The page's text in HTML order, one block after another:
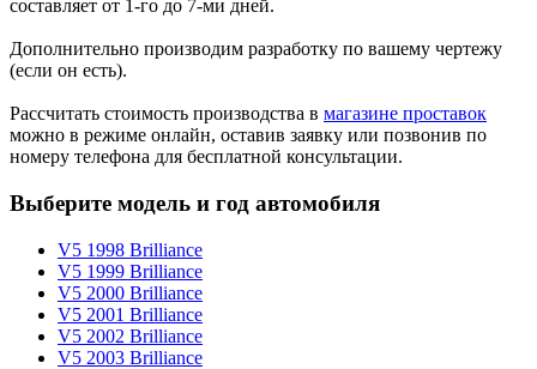
составляет от 1-го до 7-ми дней.
Дополнительно производим разработку по вашему чертежу
(если он есть).
Рассчитать стоимость производства в магазине проставок
можно в режиме онлайн, оставив заявку или позвонив по
номеру телефона для бесплатной консультации.
Выберите модель и год автомобиля
V5 1998 Brilliance
V5 1999 Brilliance
V5 2000 Brilliance
V5 2001 Brilliance
V5 2002 Brilliance
V5 2003 Brilliance